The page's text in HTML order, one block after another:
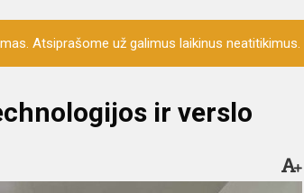
Atsiprašome už galimus laikinus neatitikimus.
ir verslo